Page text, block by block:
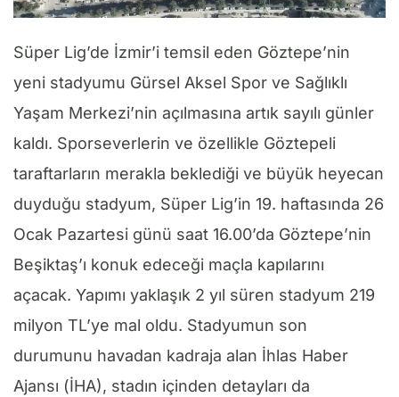
Süper Lig’de İzmir’i temsil eden Göztepe’nin
yeni stadyumu Gürsel Aksel Spor ve Sağlıklı
Yaşam Merkezi’nin açılmasına artık sayılı günler
kaldı. Sporseverlerin ve özellikle Göztepeli
taraftarların merakla beklediği ve büyük heyecan
duyduğu stadyum, Süper Lig’in 19. haftasında 26
Ocak Pazartesi günü saat 16.00’da Göztepe’nin
Beşiktaş’ı konuk edeceği maçla kapılarını
açacak. Yapımı yaklaşık 2 yıl süren stadyum 219
milyon TL’ye mal oldu. Stadyumun son
durumunu havadan kadraja alan İhlas Haber
Ajansı (İHA), stadın içinden detayları da